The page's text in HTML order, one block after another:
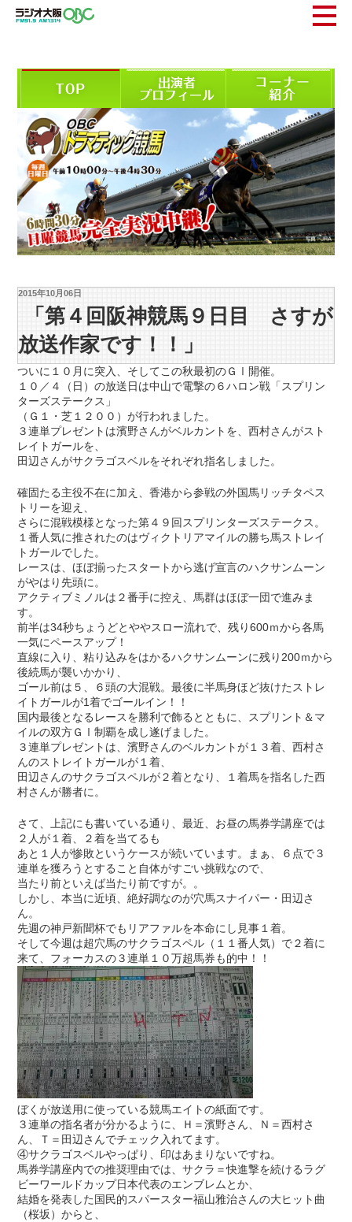
2015年10月06日
「第４回阪神競馬９日目 さすが
放送作家です！！」
ついに１０月に突入、そしてこの秋最初のＧⅠ開催。
１０／４（日）の放送日は中山で電撃の６ハロン戦「スプリン
ターズステークス」
（Ｇ１・芝１２００）が行われました。
３連単プレゼントは濱野さんがベルカントを、西村さんがスト
レイトガールを、
田辺さんがサクラゴスベルをそれぞれ指名しました。
確固たる主役不在に加え、香港から参戦の外国馬リッチタペス
トリーを迎え、
さらに混戦模様となった第４９回スプリンターズステークス。
１番人気に推されたのはヴィクトリアマイルの勝ち馬ストレイ
トガールでした。
レースは、ほぼ揃ったスタートから逃げ宣言のハクサンムーン
がやはり先頭に。
アクティブミノルは２番手に控え、馬群はほぼ一団で進みま
す。
前半は34秒ちょうどとややスロー流れで、残り600ｍから各馬
一気にペースアップ！
直線に入り、粘り込みをはかるハクサンムーンに残り200ｍから
後続馬が襲いかかり、
ゴール前は５、６頭の大混戦。最後に半馬身ほど抜けたストレ
イトガールが1着でゴールイン！！
国内最後となるレースを勝利で飾るとともに、スプリント＆マ
イルの双方ＧⅠ制覇を成し遂げました。
３連単プレゼントは、濱野さんのベルカントが１３着、西村さ
んのストレイトガールが１着、
田辺さんのサクラゴスペルが２着となり、１着馬を指名した西
村さんが勝者に。
さて、上記にも書いている通り、最近、お昼の馬券学講座では
２人が１着、２着を当てるも
あと１人が惨敗というケースが続いています。まぁ、６点で３
連単を獲ろうとすること自体がすごい挑戦なので、
当たり前といえば当たり前ですが。。
しかし、本当に近頃、絶好調なのが穴馬スナイパー・田辺さ
ん。
先週の神戸新聞杯でもリアファルを本命にし見事１着。
そして今週は超穴馬のサクラゴスペル（１１番人気）で２着に
来て、フォーカスの３連単１０万超馬券も的中！！
ぼくが放送用に使っている競馬エイトの紙面です。
３連単の指名者が分かるように、Ｈ＝濱野さん、Ｎ＝西村さ
ん、Ｔ＝田辺さんでチェック入れてます。
④サクラゴスベルやっぱり、印はあまりないですね。
馬券学講座内での推奨理由では、サクラ＝快進撃を続けるラグ
ビーワールドカップ日本代表のエンブレムとか、
結婚を発表した国民的スパースター福山雅治さんの大ヒット曲
（桜坂）からと、